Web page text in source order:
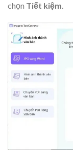
chọn Tiết kiệm.